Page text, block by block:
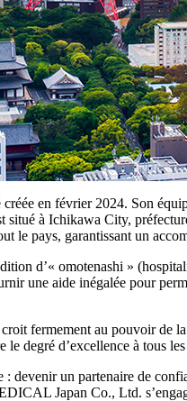
en février 2024. Son
situé à Ichikawa City,
le pays, garantissant un
d’« omotenashi »
une aide inégalée pour
fermement au pouvoir de la
le degré d’excellence à tous
devenir un partenaire de
Japan Co., Ltd.